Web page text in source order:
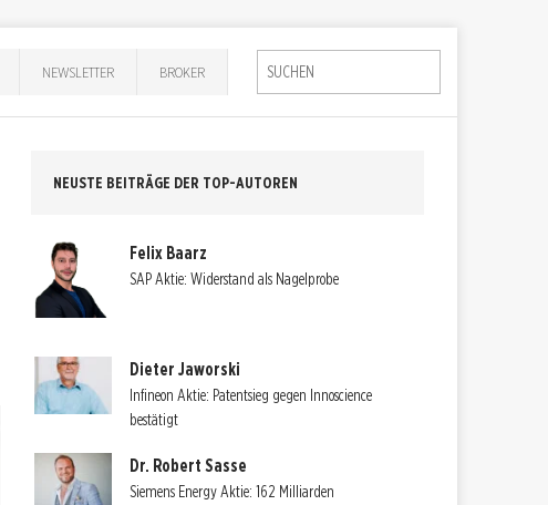
NEWSLETTER BROKER
NEUSTE BEITRÄGE DER TOP-AUTOREN
Felix Baarz
SAP Aktie: Widerstand als Nagelprobe
Dieter Jaworski
Infineon Aktie: Patentsieg gegen Innoscience
bestätigt
Dr. Robert Sasse
Siemens Energy Aktie: 162 Milliarden